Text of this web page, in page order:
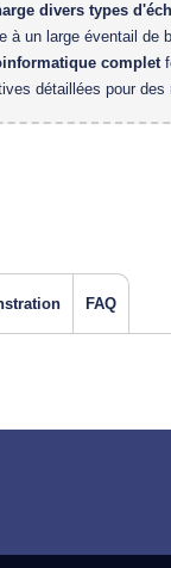
divers types
à un large éventail de
complet
détaillées pour
FAQ